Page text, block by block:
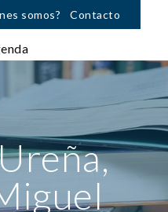
somos? Contacto